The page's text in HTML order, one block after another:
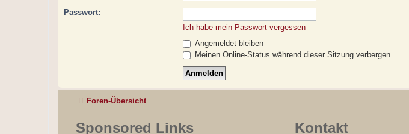
Passwort:
Ich habe mein Passwort vergessen
Angemeldet bleiben
Meinen Online-Status während dieser Sitzung verbergen
Foren-Übersicht
Sponsored Links Kontakt